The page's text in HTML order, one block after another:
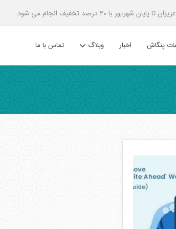
20 درصد تخفیف انجام می شود.
پنگاش اخبار وبلاگ تماس با ما